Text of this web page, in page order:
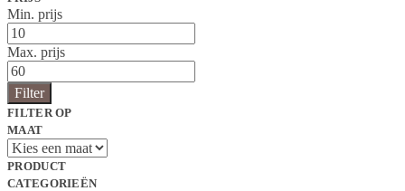
Min. prijs
Max. prijs
Filter
FILTER OP
MAAT
PRODUCT
CATEGORIEËN